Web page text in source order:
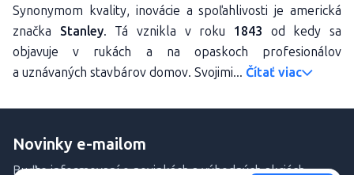
Synonymom kvality, inovácie a spoľahlivosti je americká
značka Stanley. Tá vznikla v roku 1843 od kedy sa
objavuje v rukách a na opaskoch profesionálov
a uznávaných stavbárov domov. Svojimi... Čítať viac
Novinky e-mailom
Buďte informovaní o novinkách a výhodných akciách.